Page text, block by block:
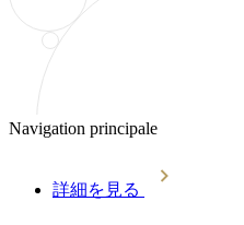
Navigation principale
詳細を見る